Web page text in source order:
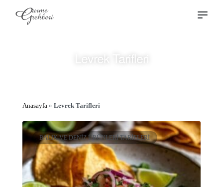
Levrek Tarifleri
Anasayfa » Levrek Tarifleri
BALIK VE DENIZ ÜRÜNLERI TARIFLERI